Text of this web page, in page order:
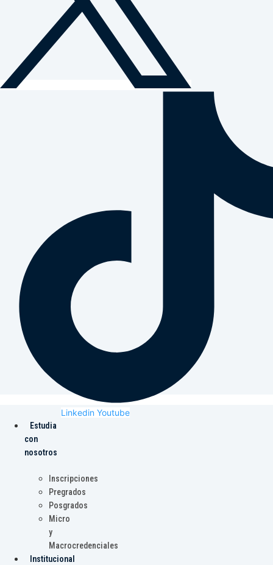
Linkedin Youtube
Estudia
con
nosotros
Inscripciones
Pregrados
Posgrados
Micro
y
Macrocredenciales
Institucional